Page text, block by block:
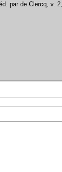
d. par de Clercq, v.